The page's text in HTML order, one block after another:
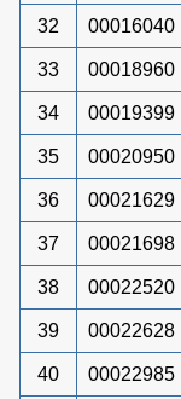
32 00016040
33 00018960
34 00019399
35 00020950
36 00021629
37 00021698
38 00022520
39 00022628
40 00022985